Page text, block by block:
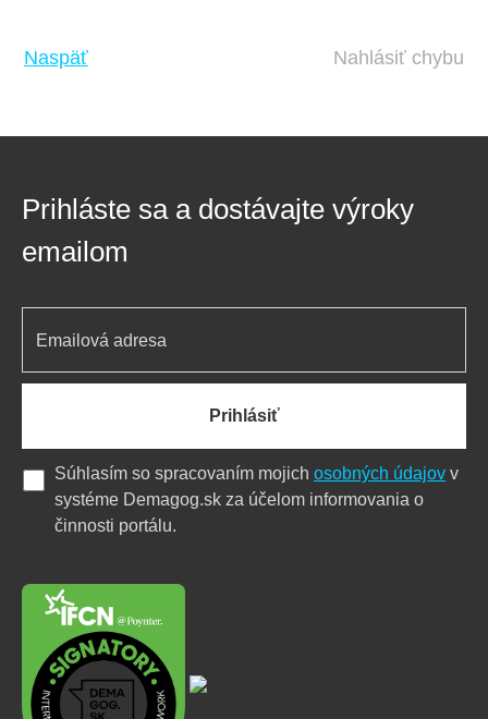
Naspäť Nahlásiť chybu
Prihláste sa a dostávajte výroky
emailom
Prihlásiť
Súhlasím so spracovaním mojich osobných údajov v
systéme Demagog.sk za účelom informovania o
činnosti portálu.